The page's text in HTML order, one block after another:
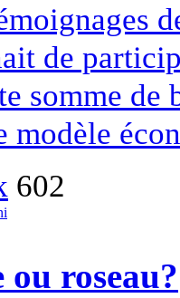
de
somme
modèle
602
ou roseau?